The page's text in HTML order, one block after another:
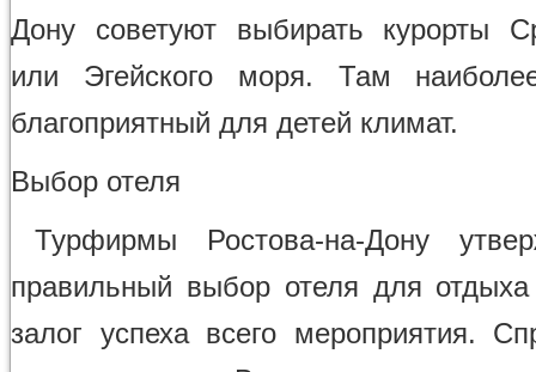
Дону советуют выбирать курорты
или Эгейского моря. Там
благоприятный для детей климат.
Выбор отеля
Турфирмы Ростова-на-Дону
правильный выбор отеля для
залог успеха всего мероприятия.